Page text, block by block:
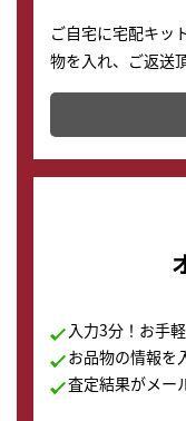
ご自宅に宅配キッ
物を入れ、ご返送
テムです。
配送でも簡単&安
す。
入力3分！お手
お品物の情報を
査定結果がメー